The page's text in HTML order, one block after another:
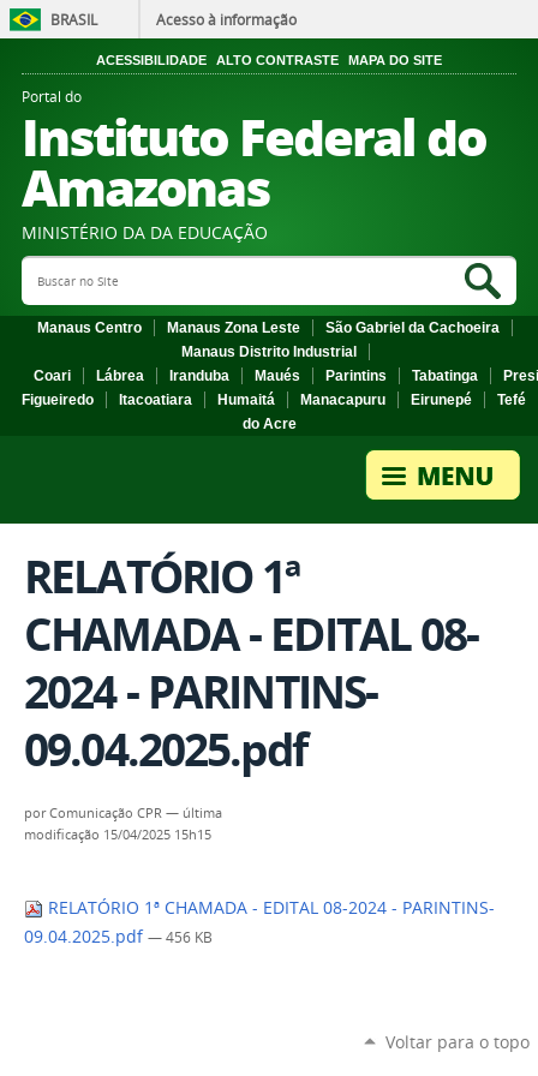
BRASIL Acesso à informação
ACESSIBILIDADE ALTO CONTRASTE MAPA DO SITE
Portal do
Instituto Federal do
Amazonas
MINISTÉRIO DA DA EDUCAÇÃO
Search Site
Manaus Centro Manaus Zona Leste
São Gabriel da Cachoeira
Manaus Distrito Industrial
Coari
Lábrea Iranduba Maués Parintins Tabatinga
Figueiredo
Itacoatiara Humaitá Manacapuru Eirunepé
Tefé
do Acre
RELATÓRIO 1ª
CHAMADA - EDITAL 08-
2024 - PARINTINS-
09.04.2025.pdf
porComunicação CPR — última
modificação 15/04/2025 15h15
RELATÓRIO 1ª CHAMADA - EDITAL 08-2024 - PARINTINS-
09.04.2025.pdf — 456 KB
Voltar para o topo